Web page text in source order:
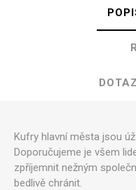
Kufry hlavní města jsou
Doporučujeme je všem
zpříjemnit nežným
bedlivě chránit.